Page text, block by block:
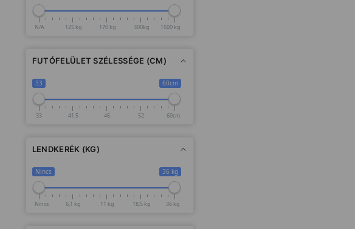
N/A 125 kg 170 kg 300kg 1500 kg
FUTÓFELÜLET SZÉLESSÉGE (CM)
33 60cm
33 41.5 46 52 60cm
LENDKERÉK (KG)
Nincs 36 kg
Nincs 6,1 kg 11 kg 18,5 kg 36 kg